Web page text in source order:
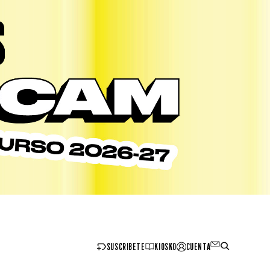
SUSCRIBETE KIOSKO CUENTA